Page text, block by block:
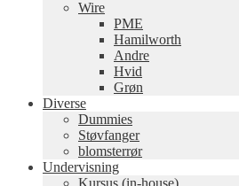
Wire
PME
Hamilworth
Andre
Hvid
Grøn
Diverse
Dummies
Støvfanger
blomsterrør
Undervisning
Kursus (in-house)